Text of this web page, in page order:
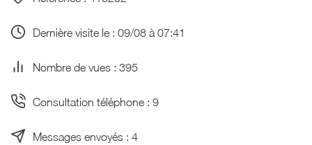
Dernière visite le : 09/08 à 07:41
Nombre de vues : 395
Consultation téléphone : 9
Messages envoyés : 4